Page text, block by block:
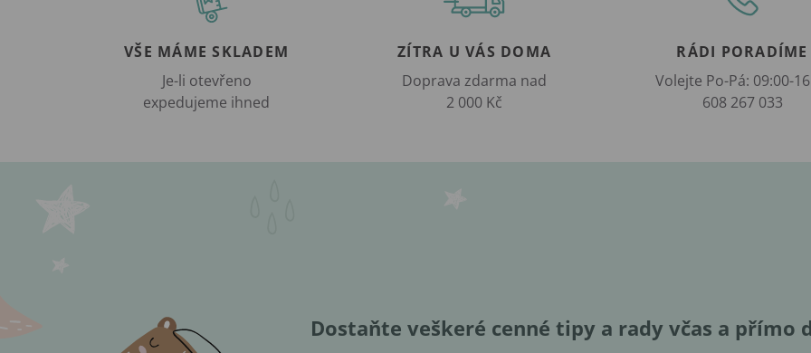
VŠE MÁME SKLADEM
Je-li otevřeno
expedujeme ihned
ZÍTRA U VÁS DOMA
Doprava zdarma nad
2 000 Kč
RÁDI PORADÍME
Volejte Po-Pá: 09:00-
608 267 033
Dostaňte veškeré cenné tipy a rady včas a přímo